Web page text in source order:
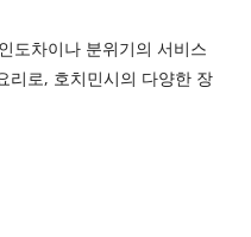
도차이나 분위기의 서비스
리로, 호치민시의 다양한 장